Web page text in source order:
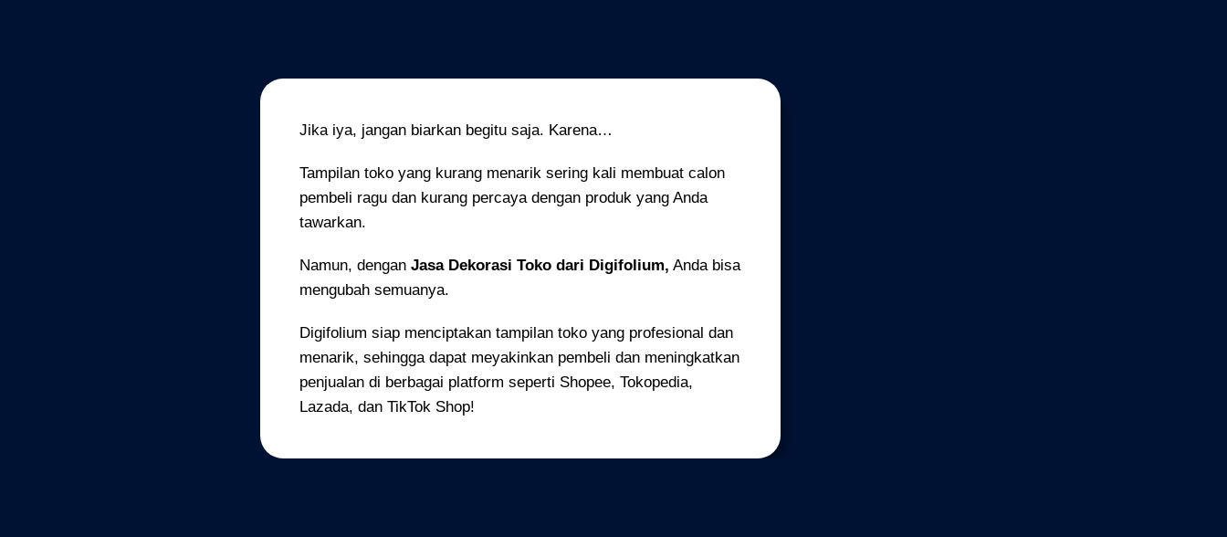
Jika iya, jangan biarkan begitu saja. Karena…
Tampilan toko yang kurang menarik sering kali membuat calon
pembeli ragu dan kurang percaya dengan produk yang Anda
tawarkan.
Namun, dengan Jasa Dekorasi Toko dari Digifolium, Anda bisa
mengubah semuanya.
Digifolium siap menciptakan tampilan toko yang profesional dan
menarik, sehingga dapat meyakinkan pembeli dan meningkatkan
penjualan di berbagai platform seperti Shopee, Tokopedia,
Lazada, dan TikTok Shop!